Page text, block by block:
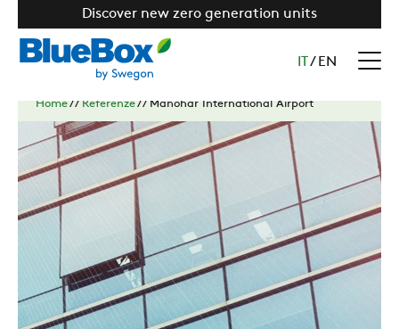
Discover new zero generation units
/ EN
Home// Referenze//Manohar International Airport